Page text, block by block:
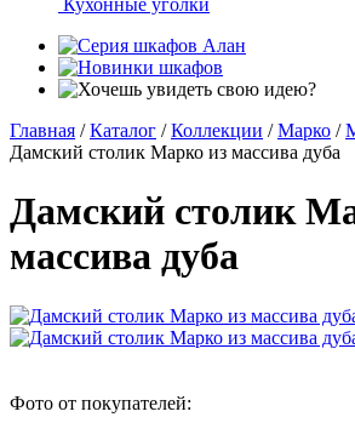
Кухонные уголки
Главная / Каталог / Коллекции / Марко /
Дамский столик Марко из массива дуба
Дамский столик
массива дуба
Фото от покупателей: